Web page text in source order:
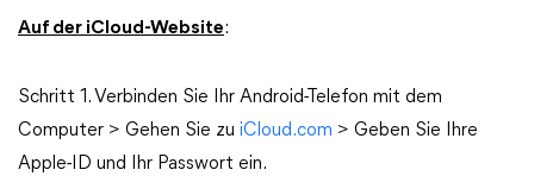
Auf der iCloud-Website:
Schritt 1. Verbinden Sie Ihr Android-Telefon mit dem
Computer > Gehen Sie zu iCloud.com > Geben Sie Ihre
Apple-ID und Ihr Passwort ein.